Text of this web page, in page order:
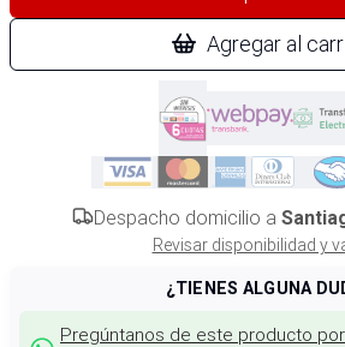
Agregar al
Despacho domicilio a
Revisar disponibilidad y
¿TIENES ALGUNA
Pregúntanos de este producto por